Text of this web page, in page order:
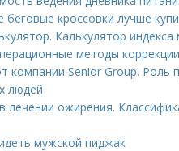
кроссовки лучше
Калькулятор индекса
методы коррекции
компании Senior Group. Роль
людей
лечении ожирения.
мужской пиджак